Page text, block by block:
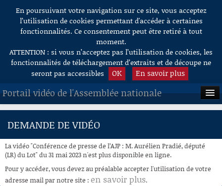
Aller au contenu
En poursuivant votre navigation sur ce site, vous acceptez
l’utilisation de cookies permettant d'accéder à certaines
fonctionnalités. Ce consentement peut être retiré à tout
moment.
ATTENTION : si vous n’acceptez pas l’utilisation de cookies, les
fonctionnalités de téléchargement d’extraits et de découpe ne
seront pas accessibles
OK En savoir plus
Portail vidéo de l'Assemblée nationale
ACCUEIL
À LA DEMANDE
RECHERCHE
DEMANDE DE VIDÉO
La vidéo "Conférence de presse de l’AJP : M. Aurélien Pradié, député
(LR) du Lot" du 31 mai 2023 n'est plus disponible en ligne.
Pour y accéder, vous devez au préalable accepter l'utilisation de votre
adresse mail par notre site : en savoir plus.